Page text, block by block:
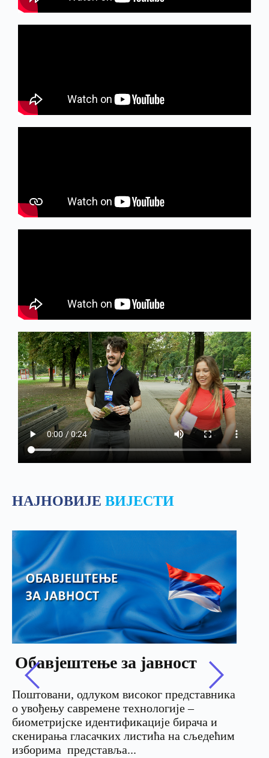
НАЈНОВИЈЕ ВИЈЕСТИ
Обавјештење за јавност
Поштовани, одлуком високог представника
o увођењу савремене технологије –
биометријске идентификације бирача и
скенирања гласачких листића на сљедећим
изборима представља...